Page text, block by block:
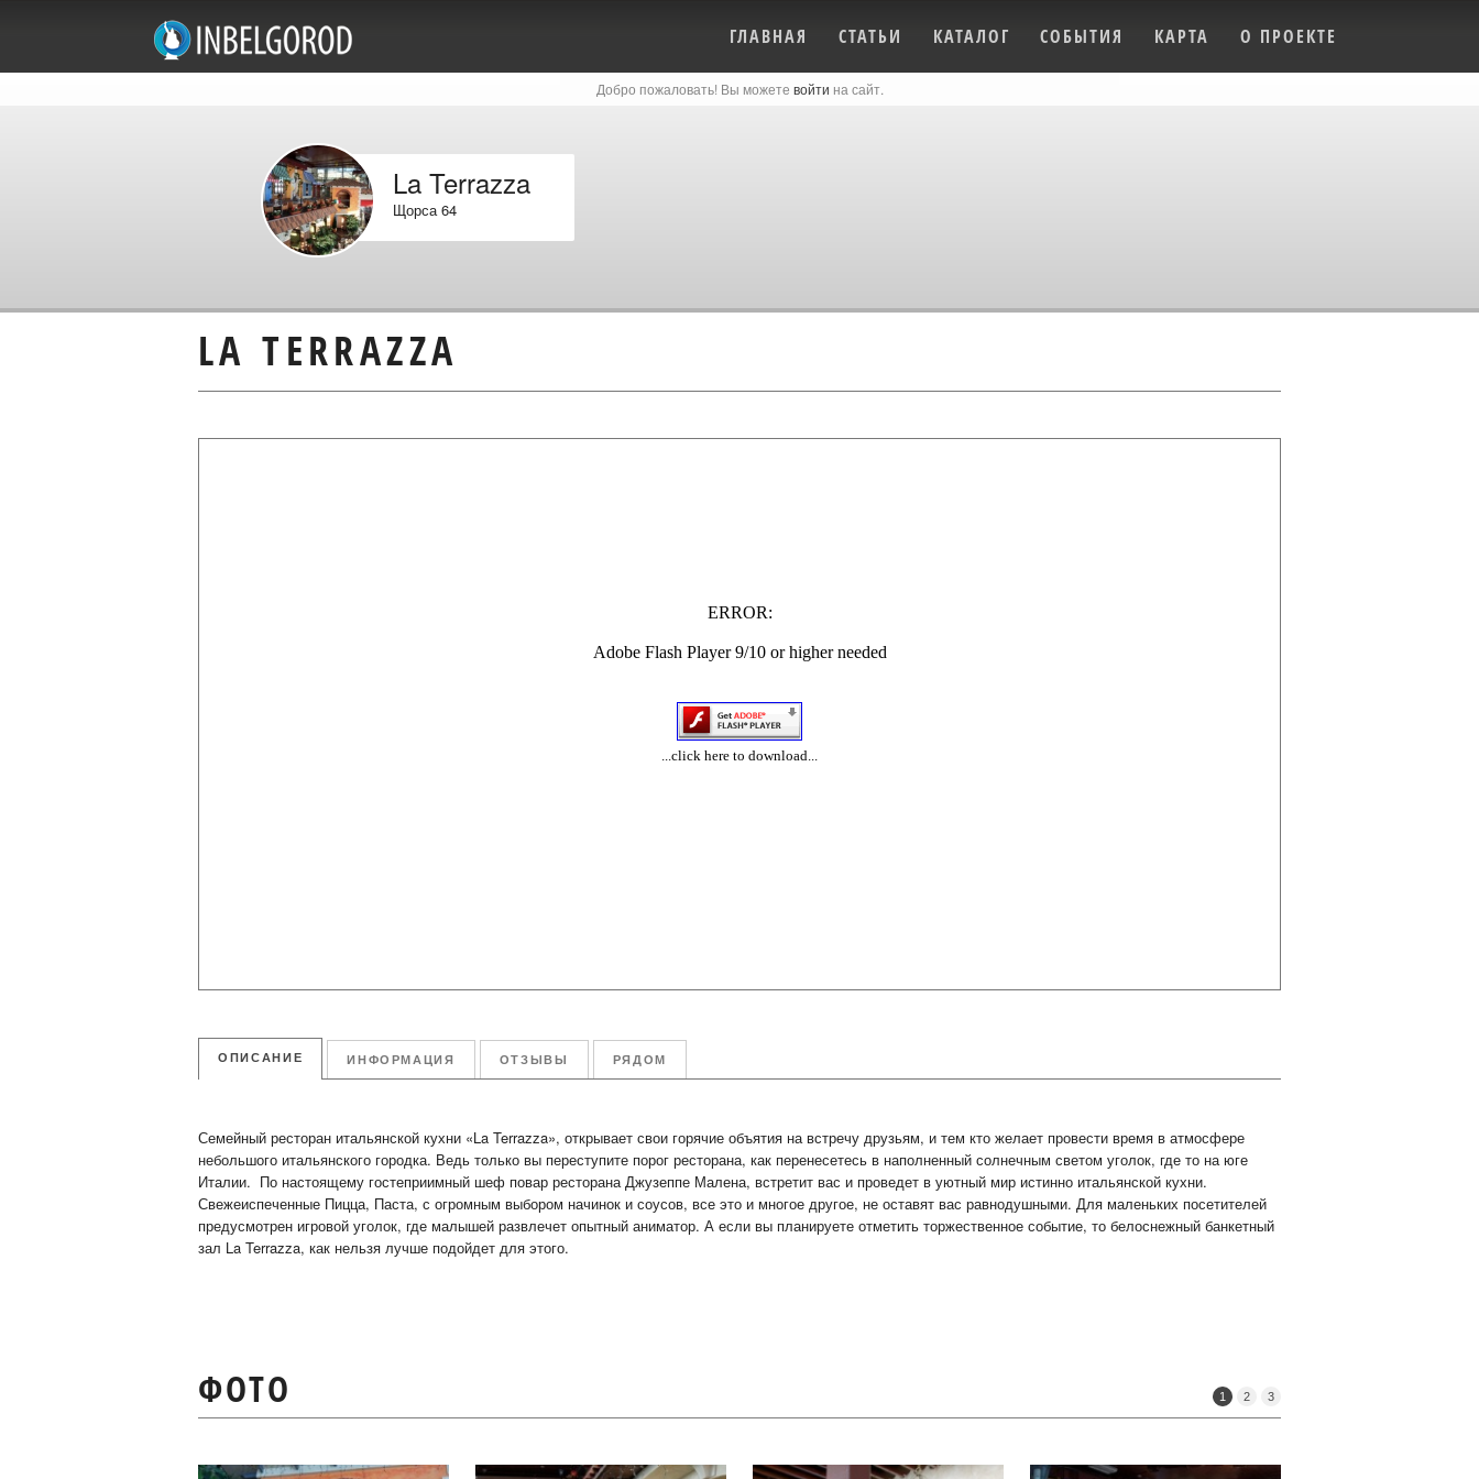
ГЛАВНАЯ СТАТЬИ КАТАЛОГ СОБЫТИЯ КАРТА О ПРОЕКТЕ
Добро пожаловать! Вы можете войти на сайт.
La Terrazza
Щорса 64
LA TERRAZZA
ОПИСАНИЕ ИНФОРМАЦИЯ ОТЗЫВЫ РЯДОМ
Семейный ресторан итальянской кухни «La Terrazza», открывает свои горячие объятия на встречу друзьям, и тем кто желает провести время в атмосфере
небольшого итальянского городка. Ведь только вы переступите порог ресторана, как перенесетесь в наполненный солнечным светом уголок, где то на юге
Италии. По настоящему гостеприимный шеф повар ресторана Джузеппе Малена, встретит вас и проведет в уютный мир истинно итальянской кухни.
Свежеиспеченные Пицца, Паста, с огромным выбором начинок и соусов, все это и многое другое, не оставят вас равнодушными. Для маленьких посетителей
предусмотрен игровой уголок, где малышей развлечет опытный аниматор. А если вы планируете отметить торжественное событие, то белоснежный банкетный
зал La Terrazza, как нельзя лучше подойдет для этого.
ФОТО 1 2 3